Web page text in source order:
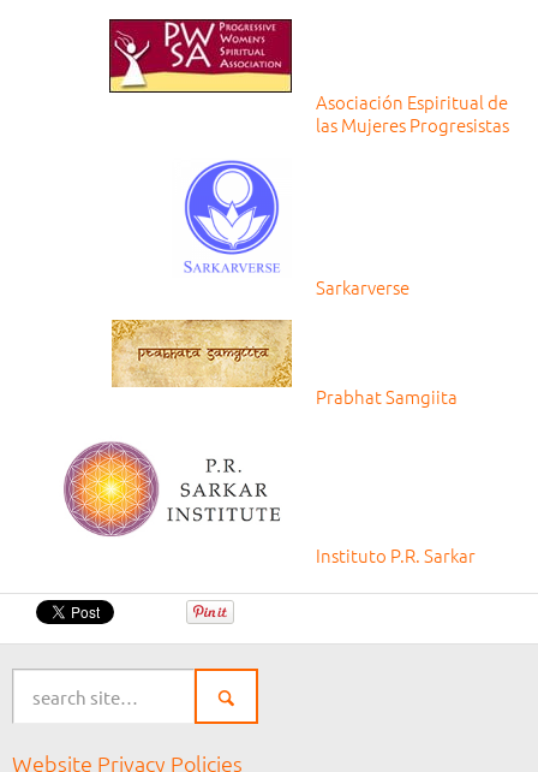
Asociación Espiritual de
las Mujeres Progresistas
Sarkarverse
Prabhat Samgiita
Instituto P.R. Sarkar
Website Privacy Policies